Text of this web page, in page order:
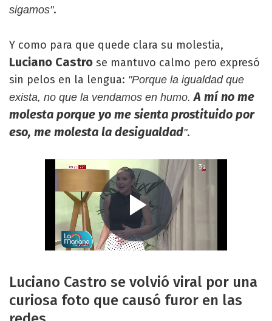
sigamos".
Y como para que quede clara su molestia,
Luciano Castro se mantuvo calmo pero expresó
sin pelos en la lengua: "Porque la igualdad que
exista, no que la vendamos en humo. A mí no me
molesta porque yo me sienta prostituido por
eso, me molesta la desigualdad".
Luciano Castro se volvió viral por una
curiosa foto que causó furor en las